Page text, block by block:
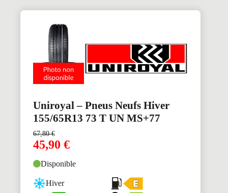
Uniroyal – Pneus Neufs Hiver
155/65R13 73 T UN MS+77
67,80€
45,90 €
Disponible
Hiver